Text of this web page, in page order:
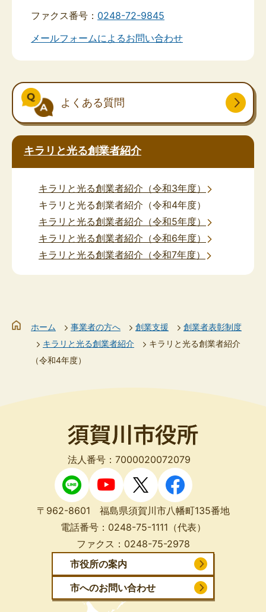
ファクス番号： 0248-72-9845
メールフォームによるお問い合わせ
よくある質問
キラリと光る創業者紹介
キラリと光る創業者紹介（令和3年度）
キラリと光る創業者紹介（令和4年度）
キラリと光る創業者紹介（令和5年度）
キラリと光る創業者紹介（令和6年度）
キラリと光る創業者紹介（令和7年度）
ホーム 事業者の方へ 創業支援
創業者表彰制度
キラリと光る創業者紹介
キラリと光る創業者紹介
（令和4年度）
法人番号：7000020072079
〒962-8601 福島県須賀川市八幡町135番地
電話番号： 0248-75-1111 （代表）
ファクス： 0248-75-2978
市役所の案内
市へのお問い合わせ